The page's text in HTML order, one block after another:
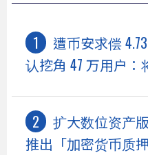
遭币安求偿
认挖角 47 万用户：
扩大数位资产
推出「加密货币质押